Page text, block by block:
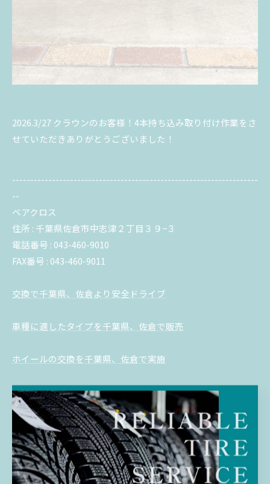
2026.3/27 クラウンのお客様！4本持ち込み取り付け作業をさ
せていただきありがとうございました！
--------------------------------------------------------------------
--
ベアクロス
住所 : 千葉県佐倉市中志津２丁目３９−３
電話番号 : 043-460-9010
FAX番号 : 043-460-9011
交換で千葉県、佐倉より安全ドライブ
車種に適したタイプを千葉県、佐倉で販売
ホイールの交換を千葉県、佐倉で実施
--------------------------------------------------------------------
--
交換 販売 ホイール